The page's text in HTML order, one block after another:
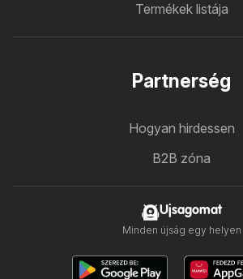
Termékek listája
Partnerség
Hogyan hirdessen
B2B zóna
Ujsagomat
Minden újság egy helyen